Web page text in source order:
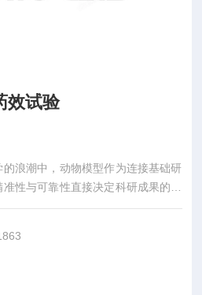
效试验
浪潮中，动物模型作为连接基础研
性与可靠性直接决定科研成果的价
）深耕生物医学领域十余载，凭借
盖动物模型构建、药效评价、数据
方案，助力客户突破科研瓶颈，加